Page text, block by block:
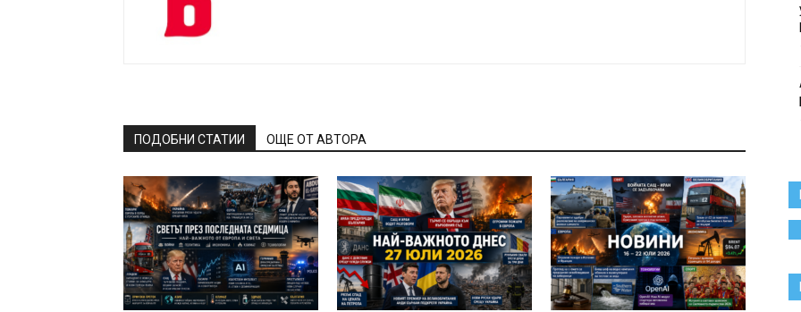
ПОДОБНИ СТАТИИ ОЩЕ ОТ АВТОРА